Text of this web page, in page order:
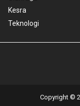
Kesra
Teknologi
Copyright ©